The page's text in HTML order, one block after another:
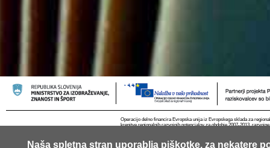
Naša spletna stran uporablja piškotke, za nekatere
Operacijo delno financira Evropska unija iz Evropskega sklada za
krepitve regionalnih razvojnih potencialov za obdobje 2007-2013,